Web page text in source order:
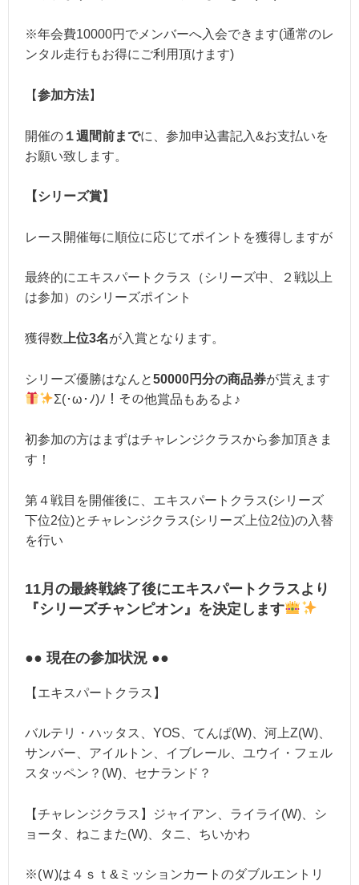
※年会費10000円でメンバーへ入会できます(通常のレ
ンタル走行もお得にご利用頂けます)
【参加方法】
開催の １週間前までに、参加申込書記入&お支払いを
お願い致します。
【シリーズ賞】
レース開催毎に順位に応じてポイントを獲得しますが
最終的にエキスパートクラス（シリーズ中、２戦以上
は参加）のシリーズポイント
獲得数 上位3名が入賞となります。
シリーズ優勝はなんと50000円分の商品券が貰えます
Σ(･ω･ﾉ)ﾉ！その他賞品もあるよ♪
初参加の方はまずはチャレンジクラスから参加頂きま
す！
第４戦目を開催後に、エキスパートクラス(シリーズ
下位2位)とチャレンジクラス(シリーズ上位2位)の入替
を行い
11月の最終戦終了後にエキスパートクラスより
『シリーズチャンピオン』 を決定します
●● 現在の参加状況 ●●
【エキスパートクラス】
バルテリ・ハッタス、YOS、てんぱ(W)、河上Z(W)、
サンバー、アイルトン、イブレール、ユウイ・フェル
スタッペン？(W)、セナランド？
【チャレンジクラス】ジャイアン、ライライ(W)、シ
ョータ、ねこまた(W)、タニ、ちいかわ
※(Ｗ)は４ｓｔ&ミッションカートのダブルエントリ